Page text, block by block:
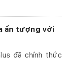
ấn tượng với
đã chính thức